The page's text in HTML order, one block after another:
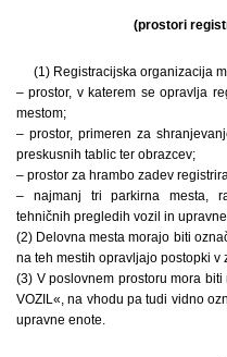
(prostori
(1) Registracijska organizacija
– prostor, v katerem se opravlja
mestom;
– prostor, primeren za
preskusnih tablic ter obrazcev;
– prostor za hrambo zadev
– najmanj tri parkirna mesta,
tehničnih pregledih vozil in upravne
(2) Delovna mesta morajo biti
na teh mestih opravljajo postopki v
(3) V poslovnem prostoru mora
VOZIL«, na vhodu pa tudi vidno
upravne enote.